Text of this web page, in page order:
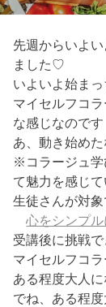
先週からいよ
ました♡
いよいよ始ま
マイセルフコ
な感じなのです
あ、動き始め
※コラージュ学
て魅力を感じ
生徒さんが対象
心をシンプ
受講後に挑戦
マイセルフコ
ある程度大人
でね、ある程